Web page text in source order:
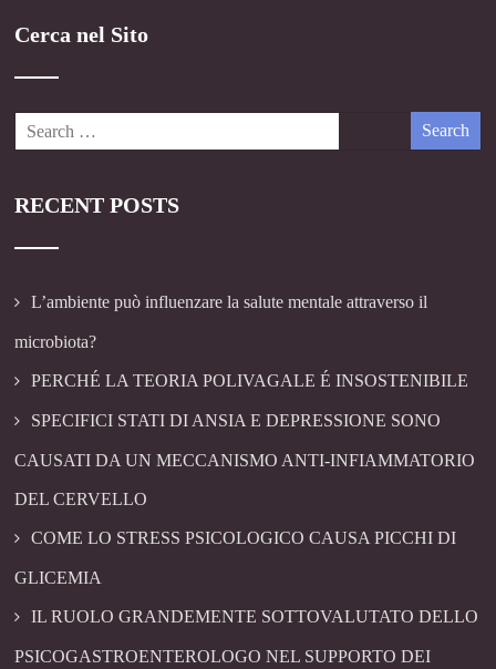
Cerca nel Sito
RECENT POSTS
L’ambiente può influenzare la salute mentale attraverso il
microbiota?
PERCHÉ LA TEORIA POLIVAGALE É INSOSTENIBILE
SPECIFICI STATI DI ANSIA E DEPRESSIONE SONO
CAUSATI DA UN MECCANISMO ANTI-INFIAMMATORIO
DEL CERVELLO
COME LO STRESS PSICOLOGICO CAUSA PICCHI DI
GLICEMIA
IL RUOLO GRANDEMENTE SOTTOVALUTATO DELLO
PSICOGASTROENTEROLOGO NEL SUPPORTO DEI